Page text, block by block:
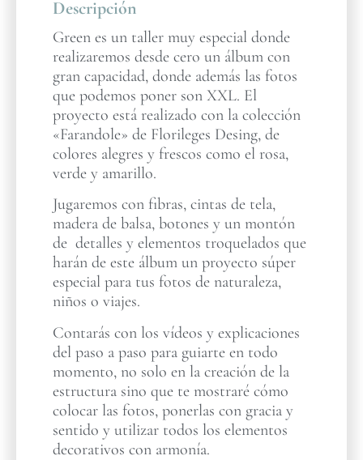
Descripción
Green es un taller muy especial donde
realizaremos desde cero un álbum con
gran capacidad, donde además las fotos
que podemos poner son XXL. El
proyecto está realizado con la colección
«Farandole» de Florileges Desing, de
colores alegres y frescos como el rosa,
verde y amarillo.
Jugaremos con fibras, cintas de tela,
madera de balsa, botones y un montón
de detalles y elementos troquelados que
harán de este álbum un proyecto súper
especial para tus fotos de naturaleza,
niños o viajes.
Contarás con los vídeos y explicaciones
del paso a paso para guiarte en todo
momento, no solo en la creación de la
estructura sino que te mostraré cómo
colocar las fotos, ponerlas con gracia y
sentido y utilizar todos los elementos
decorativos con armonía.